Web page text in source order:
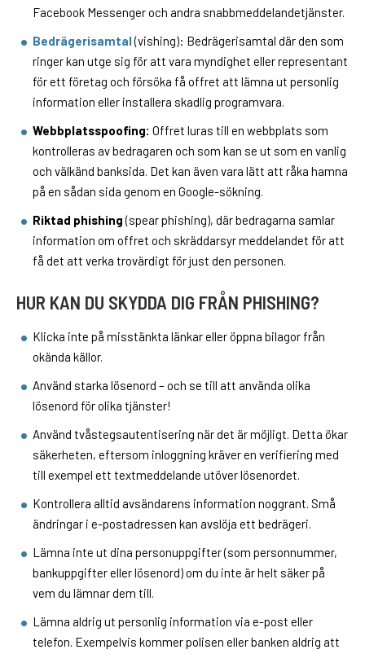
Facebook Messenger och andra snabbmeddelandetjänster.
Bedrägerisamtal(vishing): Bedrägerisamtal där den som
ringer kan utge sig för att vara myndighet eller representant
för ett företag och försöka få offret att lämna ut personlig
information eller installera skadlig programvara.
Webbplatsspoofing: Offret luras till en webbplats som
kontrolleras av bedragaren och som kan se ut som en vanlig
och välkänd banksida. Det kan även vara lätt att råka hamna
på en sådan sida genom en Google-sökning.
Riktad phishing(spear phishing), där bedragarna samlar
information om offret och skräddarsyr meddelandet för att
få det att verka trovärdigt för just den personen.
HUR KAN DU SKYDDA DIG FRÅN PHISHING?
Klicka inte på misstänkta länkar eller öppna bilagor från
okända källor.
Använd starka lösenord – och se till att använda olika
lösenord för olika tjänster!
Använd tvåstegsautentisering när det är möjligt. Detta ökar
säkerheten, eftersom inloggning kräver en verifiering med
till exempel ett textmeddelande utöver lösenordet.
Kontrollera alltid avsändarens information noggrant. Små
ändringar i e-postadressen kan avslöja ett bedrägeri.
Lämna inte ut dina personuppgifter (som personnummer,
bankuppgifter eller lösenord) om du inte är helt säker på
vem du lämnar dem till.
Lämna aldrig ut personlig information via e-post eller
telefon. Exempelvis kommer polisen eller banken aldrig att